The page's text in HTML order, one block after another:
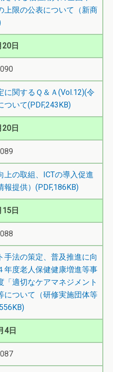
上限の公表について（新商
20日
に関するＱ＆Ａ(Vol.12)(令
いて(PDF,243KB)
20日
上の取組、ICTの導入促進
提供）(PDF,186KB)
15日
手法の策定、普及推進に向
年度老人保健健康増進等事
適切なケアマネジメント
について（研修実施団体等
4日